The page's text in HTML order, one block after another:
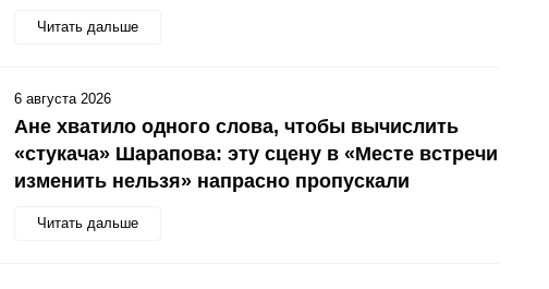
Читать дальше
Ане хватило одного слова, чтобы вычислить
«стукача» Шарапова: эту сцену в «Месте встречи
изменить нельзя» напрасно пропускали
Читать дальше
6 августа 2026